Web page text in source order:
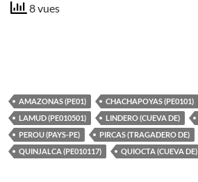
8 vues
AMAZONAS (PE01) CHACHAPOYAS (PE0101)
LAMUD (PE010501)
LINDERO (CUEVA DE)
PEROU (PAYS-PE)
PIRCAS (TRAGADERO DE)
QUINJALCA (PE010117)
QUIOCTA (CUEVA DE)